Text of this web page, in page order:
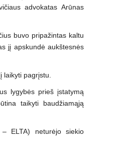
advokatas Arūnas
buvo pripažintas kaltu
jį apskundė aukštesnės
pagrįstu.
lygybės prieš įstatymą
taikyti baudžiamąją
– ELTA) neturėjo siekio